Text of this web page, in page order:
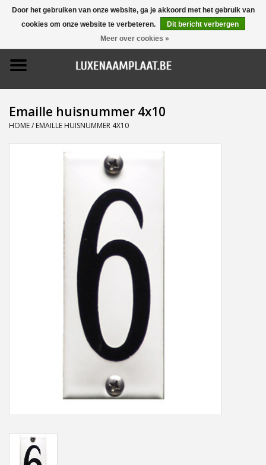
0 Artikelen - €0,00
Home
Promoties
Naamborden
Pictogrammen
Brievenbussen
gesneden
Emaille huisnummer 4x10
HOME/ EMAILLE HUISNUMMER 4X10
Door het gebruiken van onze website, ga je akkoord met het gebruik van
cookies om onze website te verbeteren.
Dit bericht verbergen
Meer over cookies »